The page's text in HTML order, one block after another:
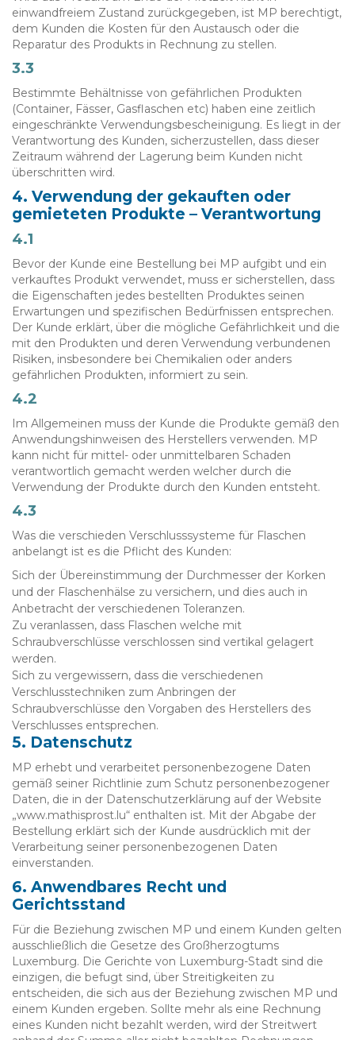
einwandfreiem Zustand zurückgegeben, ist MP berechtigt,
dem Kunden die Kosten für den Austausch oder die
Reparatur des Produkts in Rechnung zu stellen.
3.3
Bestimmte Behältnisse von gefährlichen Produkten
(Container, Fässer, Gasflaschen etc) haben eine zeitlich
eingeschränkte Verwendungsbescheinigung. Es liegt in der
Verantwortung des Kunden, sicherzustellen, dass dieser
Zeitraum während der Lagerung beim Kunden nicht
überschritten wird.
4. Verwendung der gekauften oder
gemieteten Produkte – Verantwortung
4.1
Bevor der Kunde eine Bestellung bei MP aufgibt und ein
verkauftes Produkt verwendet, muss er sicherstellen, dass
die Eigenschaften jedes bestellten Produktes seinen
Erwartungen und spezifischen Bedürfnissen entsprechen.
Der Kunde erklärt, über die mögliche Gefährlichkeit und die
mit den Produkten und deren Verwendung verbundenen
Risiken, insbesondere bei Chemikalien oder anders
gefährlichen Produkten, informiert zu sein.
4.2
Im Allgemeinen muss der Kunde die Produkte gemäß den
Anwendungshinweisen des Herstellers verwenden. MP
kann nicht für mittel- oder unmittelbaren Schaden
verantwortlich gemacht werden welcher durch die
Verwendung der Produkte durch den Kunden entsteht.
4.3
Was die verschieden Verschlusssysteme für Flaschen
anbelangt ist es die Pflicht des Kunden:
Sich der Übereinstimmung der Durchmesser der Korken
und der Flaschenhälse zu versichern, und dies auch in
Anbetracht der verschiedenen Toleranzen.
Zu veranlassen, dass Flaschen welche mit
Schraubverschlüsse verschlossen sind vertikal gelagert
werden.
Sich zu vergewissern, dass die verschiedenen
Verschlusstechniken zum Anbringen der
Schraubverschlüsse den Vorgaben des Herstellers des
Verschlusses entsprechen.
5. Datenschutz
MP erhebt und verarbeitet personenbezogene Daten
gemäß seiner Richtlinie zum Schutz personenbezogener
Daten, die in der Datenschutzerklärung auf der Website
„www.mathisprost.lu“ enthalten ist. Mit der Abgabe der
Bestellung erklärt sich der Kunde ausdrücklich mit der
Verarbeitung seiner personenbezogenen Daten
einverstanden.
6. Anwendbares Recht und
Gerichtsstand
Für die Beziehung zwischen MP und einem Kunden gelten
ausschließlich die Gesetze des Großherzogtums
Luxemburg. Die Gerichte von Luxemburg-Stadt sind die
einzigen, die befugt sind, über Streitigkeiten zu
entscheiden, die sich aus der Beziehung zwischen MP und
einem Kunden ergeben. Sollte mehr als eine Rechnung
eines Kunden nicht bezahlt werden, wird der Streitwert